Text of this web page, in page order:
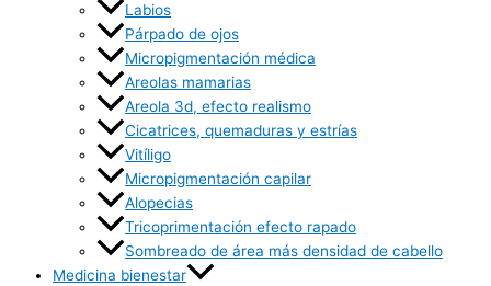
Labios
Párpado de ojos
Micropigmentación médica
Areolas mamarias
Areola 3d, efecto realismo
Cicatrices, quemaduras y estrías
Vitíligo
Micropigmentación capilar
Alopecias
Tricoprimentación efecto rapado
Sombreado de área más densidad de cabello
Medicina bienestar